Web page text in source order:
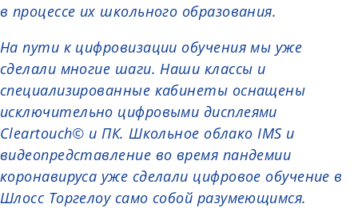
в процессе их школьного образования.
На пути к цифровизации обучения мы уже
сделали многие шаги. Наши классы и
специализированные кабинеты оснащены
исключительно цифровыми дисплеями
Cleartouch© и ПК. Школьное облако IMS и
видеопредставление во время пандемии
коронавируса уже сделали цифровое обучение в
Шлосс Торгелоу само собой разумеющимся.